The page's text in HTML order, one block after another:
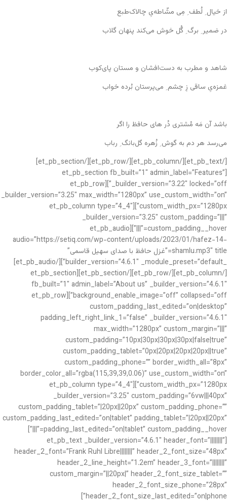
از خیال ِ لُطف ِ مِی مشّاطه‌یِ چالاک‌طبع
در ضمیر ِ برگ ِ گُل خوش می‌کند پنهان گلاب
شاهد و مطرب به دست‌افشان و مستان پای‌کوب
غمزه‌یِ ساقی زِ چشم ِ می‌پرستان بُرده خواب
باشد آن مَه مُشتری دُر های حافظ را اگر
می‌رسد هر دم به گوش ِ زُهره گل‌بانگ ِ رباب
[/et_pb_text][/et_pb_column][/et_pb_row][/et_pb_section]
[et_pb_section fb_built=”1″ admin_label=”Features”
_builder_version=”3.22″ locked=”off”][et_pb_row
_builder_version=”3.25″ max_width=”1280px” use_custom_width=”on”
custom_width_px=”1280px”][et_pb_column type=”4_4″
_builder_version=”3.25″ custom_padding=”|||”
custom_padding__hover=”|||”][et_pb_audio
audio=”https://setiq.com/wp-content/uploads/2023/01/hafez-14-
shamlu.mp3″ title=”غزل حافظ با صدای سهیل قاسمی”
_builder_version=”4.6.1″ _module_preset=”default”][/et_pb_audio]
[/et_pb_column][/et_pb_row][/et_pb_section][et_pb_section
fb_built=”1″ admin_label=”About us” _builder_version=”4.6.1″
background_enable_image=”off” collapsed=”off”][et_pb_row
custom_padding_last_edited=”on|desktop”
padding_left_right_link_1=”false” _builder_version=”4.6.1″
max_width=”1280px” custom_margin=”|||”
custom_padding=”10px|30px|30px|30px|false|true”
custom_padding_tablet=”0px|20px|20px|20px||true”
custom_padding_phone=”” border_width_all=”8px”
border_color_all=”rgba(115,39,39,0.06)” use_custom_width=”on”
custom_width_px=”1280px”][et_pb_column type=”4_4″
_builder_version=”3.25″ custom_padding=”6vw|||40px”
custom_padding_tablet=”|20px||20px” custom_padding_phone=””
custom_padding_last_edited=”on|tablet” padding_tablet=”|20px||20px”
padding_last_edited=”on|tablet” custom_padding__hover=”|||”]
[et_pb_text _builder_version=”4.6.1″ header_font=”||||||||”
header_2_font=”Frank Ruhl Libre||||||||” header_2_font_size=”48px”
header_2_line_height=”1.2em” header_3_font=”||||||||”
custom_margin=”||20px|” header_2_font_size_tablet=””
header_2_font_size_phone=”28px”
header_2_font_size_last_edited=”on|phone”]